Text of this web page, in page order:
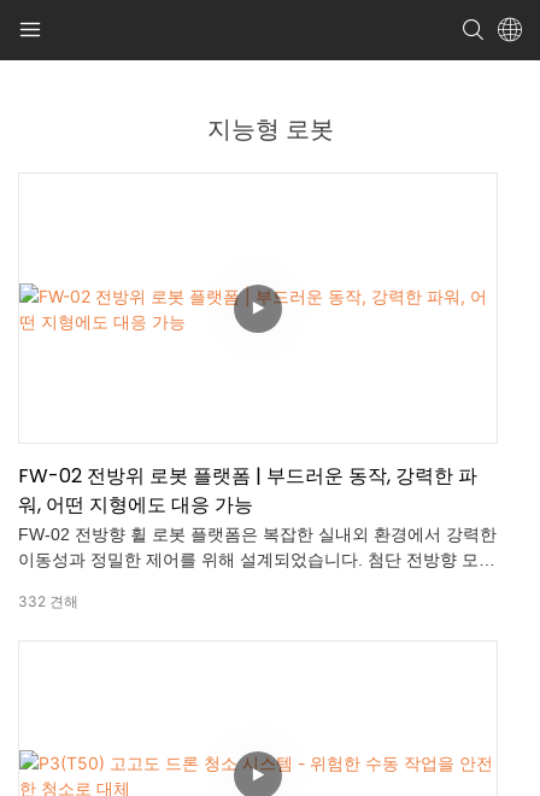
지능형 로봇
FW-02 전방위 로봇 플랫폼 | 부드러운 동작, 강력한 파
워, 어떤 지형에도 대응 가능
FW-02 전방향 휠 로봇 플랫폼은 복잡한 실내외 환경에서 강력한
이동성과 정밀한 제어를 위해 설계되었습니다. 첨단 전방향 모션
리고 안정적인 현장 회전을 가능하게 합니다. 강력한 구동력과
탁월한 장애물 통과 능력은 고르지 않은 표면과 까다로운 지형에
332 견해